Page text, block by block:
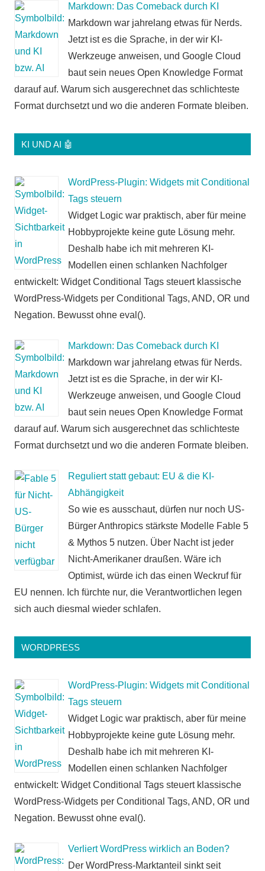
Markdown: Das Comeback durch KI
Markdown war jahrelang etwas für Nerds.
Jetzt ist es die Sprache, in der wir KI-
Werkzeuge anweisen, und Google Cloud
baut sein neues Open Knowledge Format
darauf auf. Warum sich ausgerechnet das schlichteste
Format durchsetzt und wo die anderen Formate bleiben.
KI UND AI 🤖
WordPress-Plugin: Widgets mit Conditional
Tags steuern
Widget Logic war praktisch, aber für meine
Hobbyprojekte keine gute Lösung mehr.
Deshalb habe ich mit mehreren KI-
Modellen einen schlanken Nachfolger
entwickelt: Widget Conditional Tags steuert klassische
WordPress-Widgets per Conditional Tags, AND, OR und
Negation. Bewusst ohne eval().
Markdown: Das Comeback durch KI
Markdown war jahrelang etwas für Nerds.
Jetzt ist es die Sprache, in der wir KI-
Werkzeuge anweisen, und Google Cloud
baut sein neues Open Knowledge Format
darauf auf. Warum sich ausgerechnet das schlichteste
Format durchsetzt und wo die anderen Formate bleiben.
Reguliert statt gebaut: EU & die KI-
Abhängigkeit
So wie es ausschaut, dürfen nur noch US-
Bürger Anthropics stärkste Modelle Fable 5
& Mythos 5 nutzen. Über Nacht ist jeder
Nicht-Amerikaner draußen. Wäre ich
Optimist, würde ich das einen Weckruf für
EU nennen. Ich fürchte nur, die Verantwortlichen legen
sich auch diesmal wieder schlafen.
WORDPRESS
WordPress-Plugin: Widgets mit Conditional
Tags steuern
Widget Logic war praktisch, aber für meine
Hobbyprojekte keine gute Lösung mehr.
Deshalb habe ich mit mehreren KI-
Modellen einen schlanken Nachfolger
entwickelt: Widget Conditional Tags steuert klassische
WordPress-Widgets per Conditional Tags, AND, OR und
Negation. Bewusst ohne eval().
Verliert WordPress wirklich an Boden?
Der WordPress-Marktanteil sinkt seit